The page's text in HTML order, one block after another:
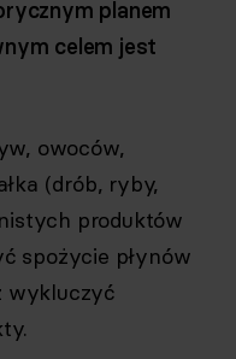
planem
celem jest
owoców,
(drób, ryby,
produktów
spożycie płynów
wykluczyć